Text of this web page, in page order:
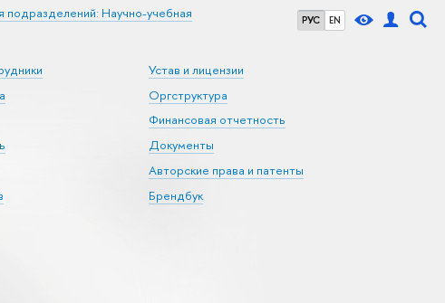
РУС EN
подразделений: Научно-учебная
Устав и лицензии
Оргструктура
Финансовая отчетность
Документы
Авторские права и патенты
Брендбук